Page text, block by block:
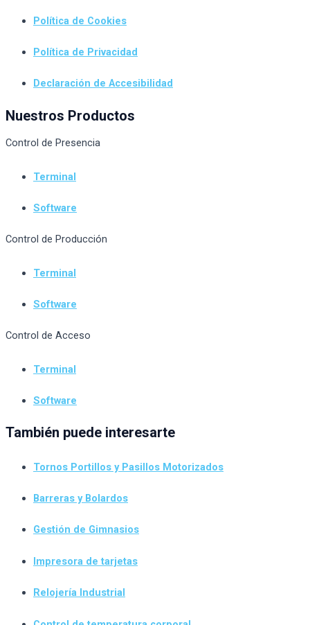
Política de Cookies
Política de Privacidad
Declaración de Accesibilidad
Nuestros Productos
Control de Presencia
Terminal
Software
Control de Producción
Terminal
Software
Control de Acceso
Terminal
Software
También puede interesarte
Tornos Portillos y Pasillos Motorizados
Barreras y Bolardos
Gestión de Gimnasios
Impresora de tarjetas
Relojería Industrial